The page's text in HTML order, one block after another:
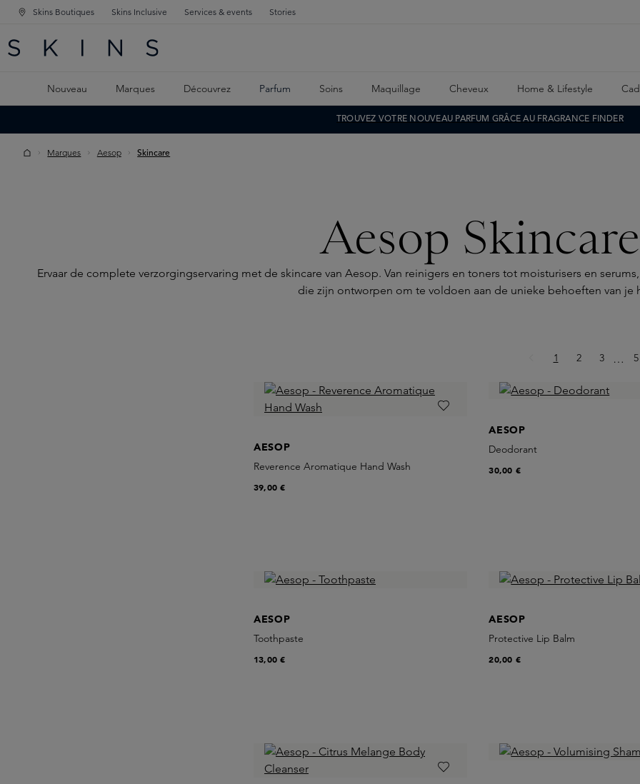
PRINCIPALE
CONTENU PRINCIPAL
Skins Boutiques Skins Inclusive Services & events Stories
Nouveau Marques Découvrez Parfum Soins Maquillage Cheveux Home & Lifestyle
TROUVEZ VOTRE NOUVEAU PARFUM GRÂCE AU FRAGRANCE FINDER
Marques Aesop Skincare
Aesop Skincare
Ervaar de complete verzorgingservaring met de skincare van Aesop. Van reinigers en toners tot moisturisers en
die zijn ontworpen om te voldoen aan de unieke behoeften van je
Page
1 Page
2 Page
3 Ellipsis
… 5
AESOP
Reverence Aromatique Hand Wash
39,00 €
AESOP
Deodorant
30,00 €
AESOP
Toothpaste
13,00 €
AESOP
Protective Lip Balm
20,00 €